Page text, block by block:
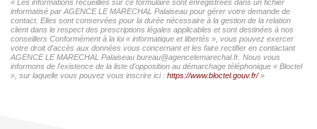
« Les informations recueillies sur ce formulaire sont enregistrées dans un fichier
informatisé par AGENCE LE MARECHAL Palaiseau pour gérer votre demande de
contact. Elles sont conservées pour la durée nécessaire à la gestion de la relation
client dans le respect des prescriptions légales applicables et sont destinées à nos
conseillers Conformément à la loi « informatique et libertés », vous pouvez exercer
votre droit d'accès aux données vous concernant et les faire rectifier en contactant
AGENCE LE MARECHAL Palaiseau bureau@agencelemarechal.fr. Nous vous
informons de l'existence de la liste d'opposition au démarchage téléphonique « Bloctel
», sur laquelle vous pouvez vous inscrire ici : https://www.bloctel.gouv.fr/»